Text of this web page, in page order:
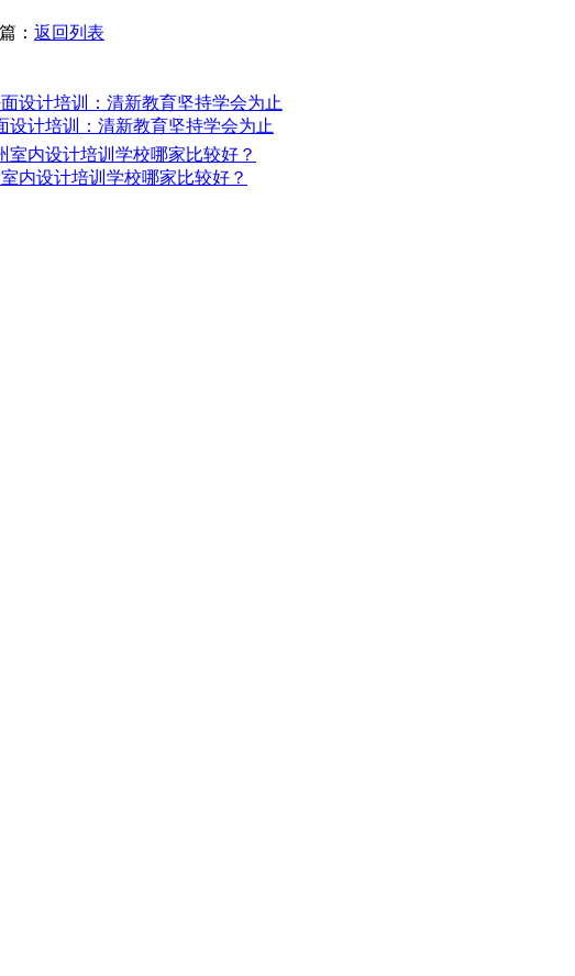
： 返回列表
设计培训：清新教育坚持学会为止
内设计培训学校哪家比较好？